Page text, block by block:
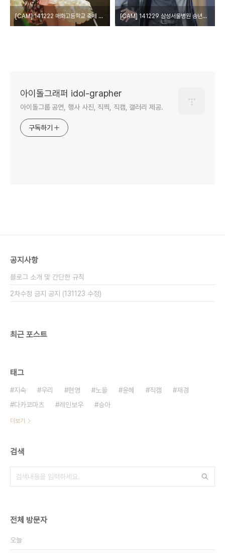
[CAM] 141222 매화고등학교 축제 - 칠학년일반 by W [CAM] 141229 삼성서울병원 송년음악회 - 2pm by epoxy
아이돌그래퍼 idol-grapher
아이돌그룹 공연, 행사 사진, 직찍, 직캠, 갤러리 제공.
구독하기
공지사항
블로그 소개 및 간단한 규칙
2차수정 금지 공지 (131123 수정)
최근 포스트
태그
지숙 우리 현영 노을 윤혜 직캠
재경
다카코마츠
레인보우 승아
더보기
검색
전체 방문자
오늘